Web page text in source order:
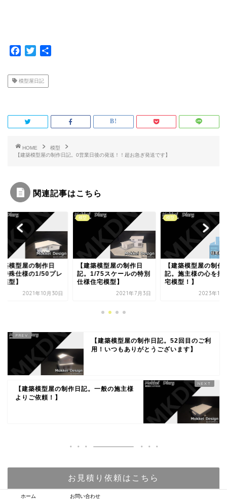
c
e
o
k
i
t
r
模型屋日記
HOME
模型
【建築模型屋の制作日記。0営業日後の発送！！超お急ぎ発送です】
関連記事はこちら
築模型屋の制作日
1/75スケールの特別
住宅模型】
2021年7月3日
模型
【建築模型屋の制作日
記。施主様の心を掴む住
宅模型！】
2023年11月16日
模型
【建築模型屋の制作
記。同物件２仕様の
頼でした！】
2022年8
【建築模型屋の制作日記。52回目のご利
用！いつもありがとうございます】
【建築模型屋の制作日記。一般の施主様
よりご依頼！】
お見積り依頼はこちら
ホーム お問い合わせ